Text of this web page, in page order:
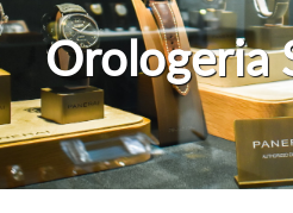
Orologeria